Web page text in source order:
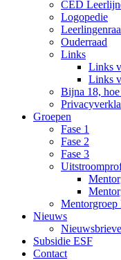
CED
Logopedie
Ouderraad
Links
Links
Links
Bijna 18,
Groepen
Fase 1
Fase 2
Fase 3
Mentorgroep
Nieuws
Subsidie ESF
Contact